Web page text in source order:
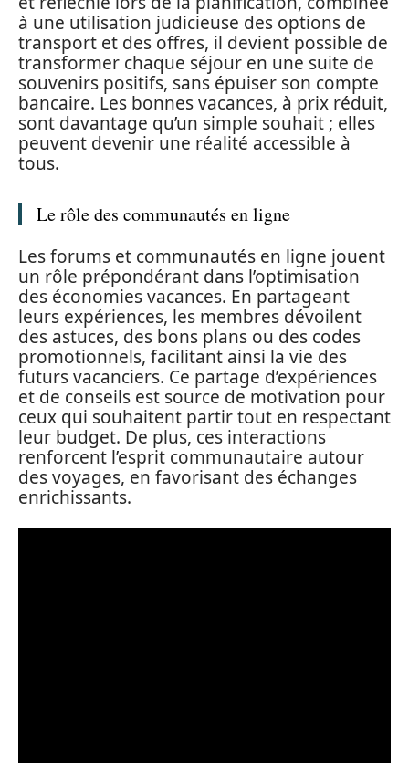
à une utilisation judicieuse des options de
transport et des offres, il devient possible de
transformer chaque séjour en une suite de
souvenirs positifs, sans épuiser son compte
bancaire. Les bonnes vacances, à prix réduit,
sont davantage qu’un simple souhait ; elles
peuvent devenir une réalité accessible à
tous.
Le rôle des communautés en ligne
Les forums et communautés en ligne jouent
un rôle prépondérant dans l’optimisation
des économies vacances. En partageant
leurs expériences, les membres dévoilent
des astuces, des bons plans ou des codes
promotionnels, facilitant ainsi la vie des
futurs vacanciers. Ce partage d’expériences
et de conseils est source de motivation pour
ceux qui souhaitent partir tout en respectant
leur budget. De plus, ces interactions
renforcent l’esprit communautaire autour
des voyages, en favorisant des échanges
enrichissants.